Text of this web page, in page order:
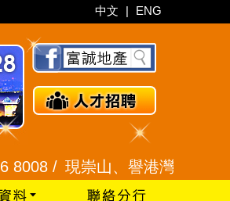
中文 | ENG
現崇山、譽港灣 2345 9926 /